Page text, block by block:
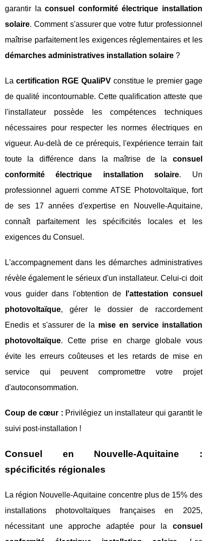
garantir laconsuel conformité électrique installation
solaire. Comment s'assurer que votre futur professionnel
maîtrise parfaitement les exigences réglementaires et les
démarches administratives installation solaire ?
Lacertification RGE QualiPV constitue le premier gage
de qualité incontournable. Cette qualification atteste que
l'installateur possède les compétences techniques
nécessaires pour respecter les normes électriques en
vigueur. Au-delà de ce prérequis, l'expérience terrain fait
toute la différence dans la maîtrise de la consuel
conformité électrique installation solaire. Un
professionnel aguerri comme ATSE Photovoltaïque, fort
de ses 17 années d'expertise en Nouvelle-Aquitaine,
connaît parfaitement les spécificités locales et les
exigences du Consuel.
L'accompagnement dans les démarches administratives
révèle également le sérieux d'un installateur. Celui-ci doit
vous guider dans l'obtention de
l'attestation consuel
photovoltaïque, gérer le dossier de raccordement
Enedis et s'assurer de la mise en service installation
photovoltaïque. Cette prise en charge globale vous
évite les erreurs coûteuses et les retards de mise en
service qui peuvent compromettre votre projet
d'autoconsommation.
Coup de cœur : Privilégiez un installateur qui garantit le
suivi post-installation !
Consuel en Nouvelle-Aquitaine :
spécificités régionales
La région Nouvelle-Aquitaine concentre plus de 15% des
installations photovoltaïques françaises en 2025,
nécessitant une approche adaptée pour la consuel